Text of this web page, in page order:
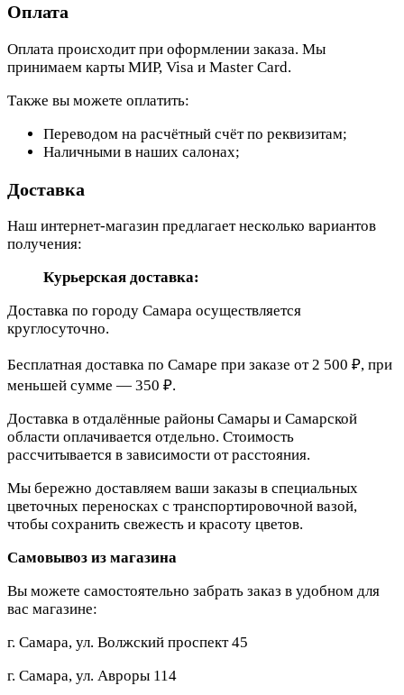
Оплата
Оплата происходит при оформлении заказа. Мы
принимаем карты МИР, Visa и Master Card.
Также вы можете оплатить:
Переводом на расчётный счёт по реквизитам;
Наличными в наших салонах;
Доставка
Наш интернет-магазин предлагает несколько вариантов
получения:
Курьерская доставка:
Доставка по городу Самара осуществляется
круглосуточно.
Бесплатная доставка по Самаре при заказе от 2 500 ₽, при
меньшей сумме — 350 ₽.
Доставка в отдалённые районы Самары и Самарской
области оплачивается отдельно. Стоимость
рассчитывается в зависимости от расстояния.
Мы бережно доставляем ваши заказы в специальных
цветочных переносках с транспортировочной вазой,
чтобы сохранить свежесть и красоту цветов.
Самовывоз из магазина
Вы можете самостоятельно забрать заказ в удобном для
вас магазине:
г. Самара, ул. Волжский проспект 45
г. Самара, ул. Авроры 114